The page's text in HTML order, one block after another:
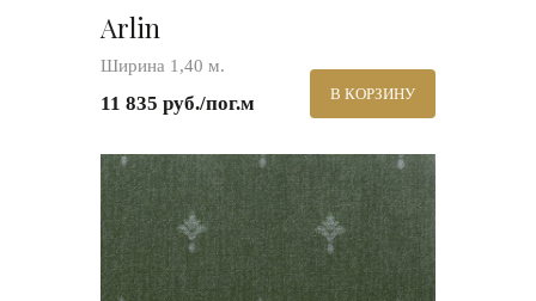
Arlin
Ширина 1,40 м.
11 835 руб./пог.м В КОРЗИНУ